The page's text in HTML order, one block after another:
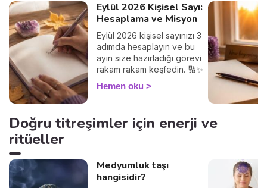
anlamını keşfedin!
Eylül 2026 Kişisel Sayı:
Hesaplama ve Misyon
Eylül 2026 kişisel sayınızı 3
adımda hesaplayın ve bu
ayın size hazırladığı görevi
rakam rakam keşfedin. 🔢✨
Hemen oku
Doğru titreşimler için enerji ve
ritüeller
Medyumluk taşı
hangisidir?